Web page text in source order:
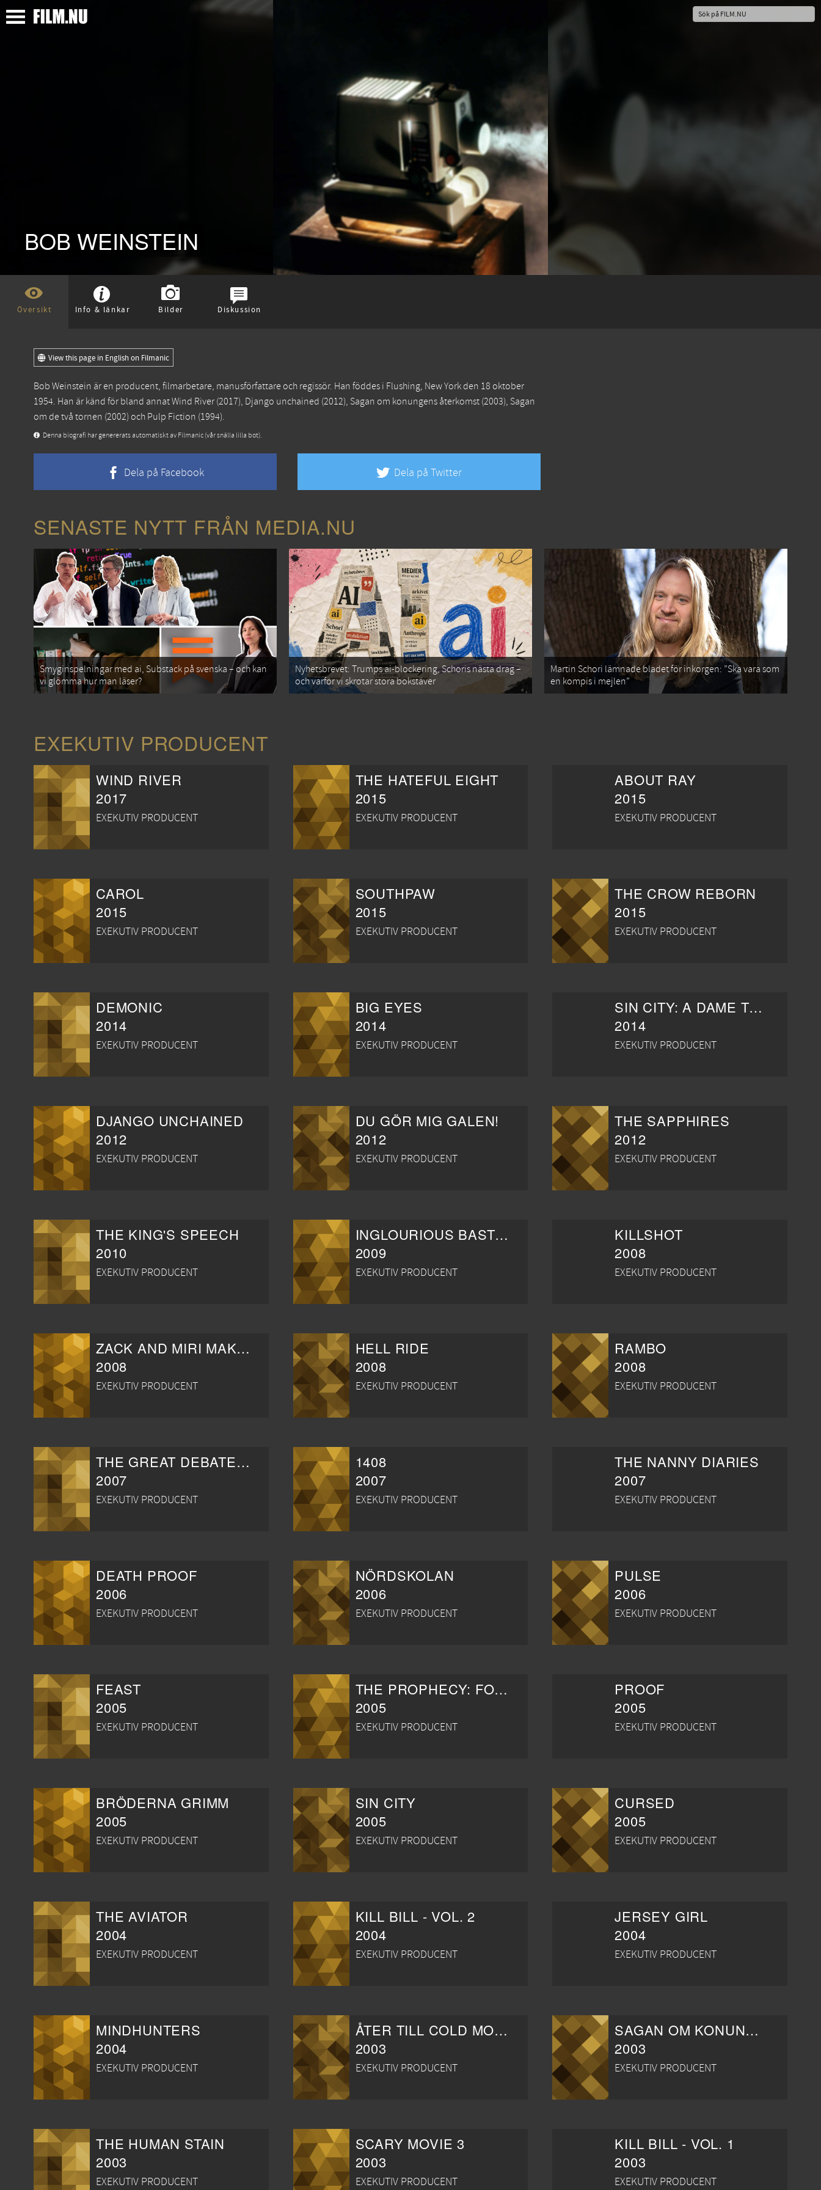
BOB WEINSTEIN
Översikt Info & länkar Bilder Diskussion
View this page in English on Filmanic
Bob Weinstein är en producent, filmarbetare, manusförfattare och regissör. Han föddes i Flushing, New York den 18 oktober
1954. Han är känd för bland annatWind River (2017), Django unchained (2012), Sagan om konungens återkomst (2003), Sagan
om de två tornen (2002) och Pulp Fiction (1994).
Denna biografi har genererats automatiskt av Filmanic (vår snälla lilla bot).
Dela på Facebook Dela på Twitter
SENASTE NYTT FRÅN MEDIA.NU
Smyginspelningar med ai, Substack på svenska – och kan
vi glömma hur man läser?
Nyhetsbrevet: Trumps ai-blockering, Schoris nästa drag –
och varför vi skrotar stora bokstäver
Martin Schori lämnade bladet för inkorgen: ”Ska vara som
en kompis i mejlen”
EXEKUTIV PRODUCENT
WIND RIVER
2017
EXEKUTIV PRODUCENT
THE HATEFUL EIGHT
2015
EXEKUTIV PRODUCENT
ABOUT RAY
2015
EXEKUTIV PRODUCENT
CAROL
2015
EXEKUTIV PRODUCENT
SOUTHPAW
2015
EXEKUTIV PRODUCENT
THE CROW REBORN
2015
EXEKUTIV PRODUCENT
DEMONIC
2014
EXEKUTIV PRODUCENT
BIG EYES
2014
EXEKUTIV PRODUCENT
SIN CITY: A DAME TO KILL FOR
2014
EXEKUTIV PRODUCENT
DJANGO UNCHAINED
2012
EXEKUTIV PRODUCENT
DU GÖR MIG GALEN!
2012
EXEKUTIV PRODUCENT
THE SAPPHIRES
2012
EXEKUTIV PRODUCENT
THE KING'S SPEECH
2010
EXEKUTIV PRODUCENT
INGLOURIOUS BASTERDS
2009
EXEKUTIV PRODUCENT
KILLSHOT
2008
EXEKUTIV PRODUCENT
ZACK AND MIRI MAKE A PORNO
2008
EXEKUTIV PRODUCENT
HELL RIDE
2008
EXEKUTIV PRODUCENT
RAMBO
2008
EXEKUTIV PRODUCENT
THE GREAT DEBATERS
2007
EXEKUTIV PRODUCENT
1408
2007
EXEKUTIV PRODUCENT
THE NANNY DIARIES
2007
EXEKUTIV PRODUCENT
DEATH PROOF
2006
EXEKUTIV PRODUCENT
NÖRDSKOLAN
2006
EXEKUTIV PRODUCENT
PULSE
2006
EXEKUTIV PRODUCENT
FEAST
2005
EXEKUTIV PRODUCENT
THE PROPHECY: FORSAKEN
2005
EXEKUTIV PRODUCENT
PROOF
2005
EXEKUTIV PRODUCENT
BRÖDERNA GRIMM
2005
EXEKUTIV PRODUCENT
SIN CITY
2005
EXEKUTIV PRODUCENT
CURSED
2005
EXEKUTIV PRODUCENT
THE AVIATOR
2004
EXEKUTIV PRODUCENT
KILL BILL - VOL. 2
2004
EXEKUTIV PRODUCENT
JERSEY GIRL
2004
EXEKUTIV PRODUCENT
MINDHUNTERS
2004
EXEKUTIV PRODUCENT
ÅTER TILL COLD MOUNTAIN
2003
EXEKUTIV PRODUCENT
SAGAN OM KONUNGENS ÅTERKOMST
2003
EXEKUTIV PRODUCENT
THE HUMAN STAIN
2003
EXEKUTIV PRODUCENT
SCARY MOVIE 3
2003
EXEKUTIV PRODUCENT
KILL BILL - VOL. 1
2003
EXEKUTIV PRODUCENT